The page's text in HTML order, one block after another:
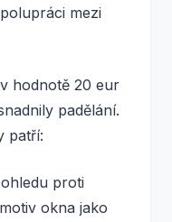
mezi
hodnotě 20 eur
padělání.
patří:
proti
okna jako